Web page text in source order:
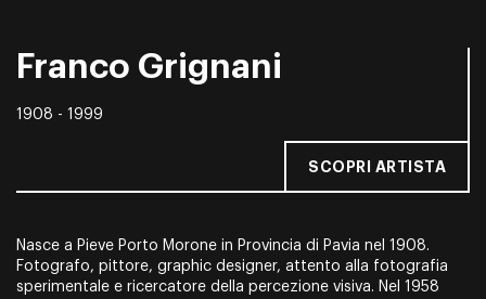
Franco Grignani
1908 - 1999
SCOPRI ARTISTA
Nasce a Pieve Porto Morone in Provincia di Pavia nel 1908.
Fotografo, pittore, graphic designer, attento alla fotografia
sperimentale e ricercatore della percezione visiva. Nel 1958